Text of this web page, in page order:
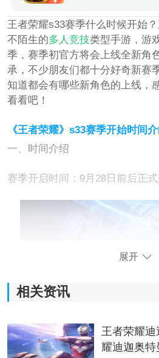
王者荣耀s33赛季什么时候开始
不陌生的多人 竞技类型手游，游
季，赛季初官方将会上线全新角
承，不少朋友们都十分好奇新赛
知道都会有哪些新角色的上线，
看看吧！
《王者荣耀》s33赛季开始时间
一、时间介绍
赛季开启时间：9月28日前后正
二、赛季介绍
展开
相关资讯
王者荣耀
耀迪迦奥